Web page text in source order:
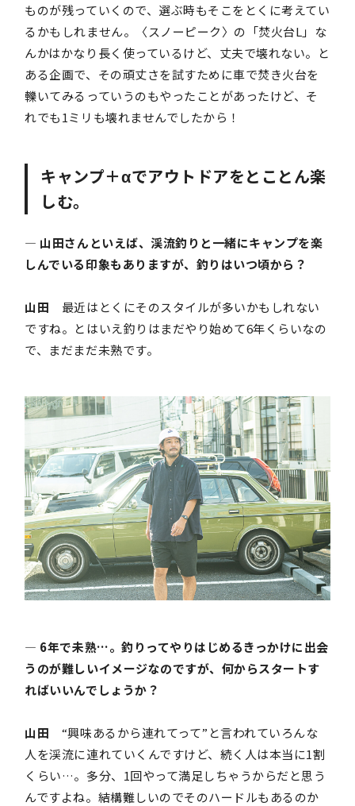
ものが残っていくので、選ぶ時もそこをとくに考えてい
るかもしれません。〈スノーピーク〉の「焚火台L」な
んかはかなり長く使っているけど、丈夫で壊れない。と
ある企画で、その頑丈さを試すために車で焚き火台を
轢いてみるっていうのもやったことがあったけど、そ
れでも1ミリも壊れませんでしたから！
キャンプ＋αでアウトドアをとことん楽
しむ。
― 山田さんといえば、渓流釣りと一緒にキャンプを楽
しんでいる印象もありますが、釣りはいつ頃から？
山田 最近はとくにそのスタイルが多いかもしれない
ですね。とはいえ釣りはまだやり始めて6年くらいなの
で、まだまだ未熟です。
― 6年で未熟…。釣りってやりはじめるきっかけに出会
うのが難しいイメージなのですが、何からスタートす
ればいいんでしょうか？
山田 “興味あるから連れてって”と言われていろんな
人を渓流に連れていくんですけど、続く人は本当に1割
くらい…。多分、1回やって満足しちゃうからだと思う
んですよね。結構難しいのでそのハードルもあるのか